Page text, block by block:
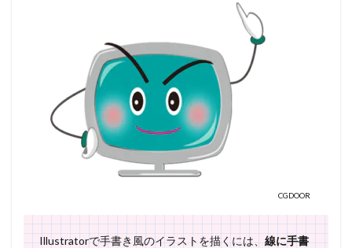
CGDOOR
Illustratorで手書き風のイラストを描くには、線に手書